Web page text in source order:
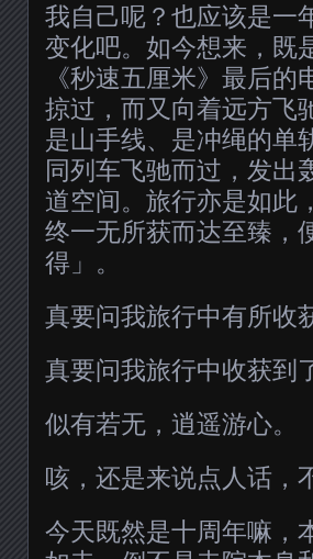
我自己呢？也应该是一
变化吧。如今想来，既
《秒速五厘米》最后
掠过，而又向着远方飞
是山手线、是冲绳的
同列车飞驰而过，发出
道空间。旅行亦是如此
终一无所获而达至臻，
得」。
真要问我旅行中有所收
真要问我旅行中收获到
似有若无，逍遥游心。
咳，还是来说点人话，
今天既然是十周年嘛，